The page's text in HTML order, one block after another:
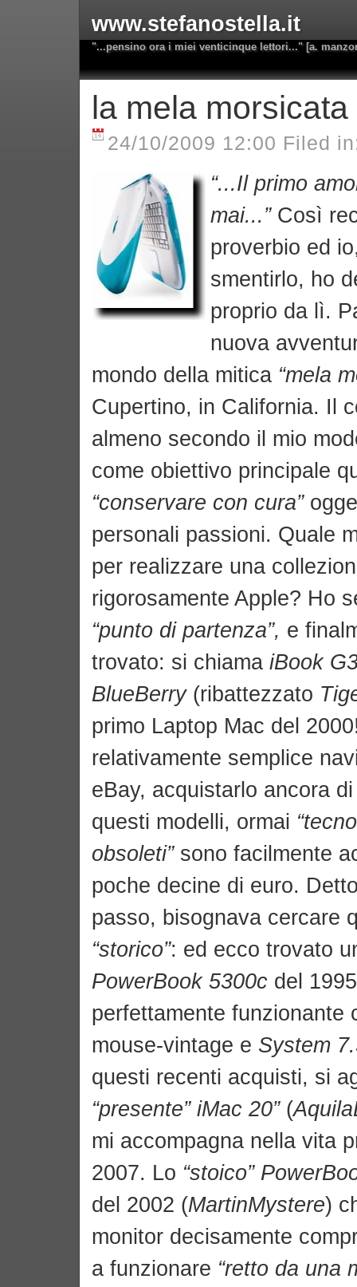
www.stefanostella.it
"...pensino ora i miei venticinque lettori..." [a.
la mela morsicata
24/10/2009 12:00 Filed
“...Il primo
mai...” Così
proverbio ed
smentirlo, ho
proprio da lì.
nuova
mondo della mitica “mela
Cupertino, in California. Il
almeno secondo il mio
come obiettivo principale
“conservare con cura”
personali passioni. Quale
per realizzare una
rigorosamente Apple? Ho
“punto di partenza”, e
trovato: si chiama iBook
BlueBerry (ribattezzato
primo Laptop Mac del
relativamente semplice
eBay, acquistarlo ancora
questi modelli, ormai
obsoleti”sono facilmente
poche decine di euro.
passo, bisognava cercare
“storico”: ed ecco trovato
PowerBook 5300c del
perfettamente funzionante
mouse-vintage e System
questi recenti acquisti, si
“presente” iMac 20”(
mi accompagna nella vita
2007. Lo “stoico”
del 2002 (MartinMystere)
monitor decisamente
a funzionare “retto da una